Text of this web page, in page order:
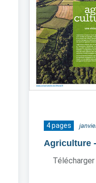
4 pages
Agriculture